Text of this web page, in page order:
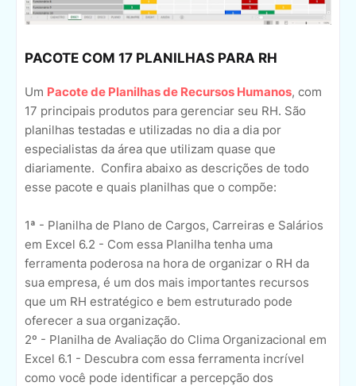
PACOTE COM 17 PLANILHAS PARA RH
Um Pacote de Planilhas de Recursos Humanos, com
17 principais produtos para gerenciar seu RH. São
planilhas testadas e utilizadas no dia a dia por
especialistas da área que utilizam quase que
diariamente. Confira abaixo as descrições de todo
esse pacote e quais planilhas que o compõe:
1ª - Planilha de Plano de Cargos, Carreiras e Salários
em Excel 6.2 - Com essa Planilha tenha uma
ferramenta poderosa na hora de organizar o RH da
sua empresa, é um dos mais importantes recursos
que um RH estratégico e bem estruturado pode
oferecer a sua organização.
2º - Planilha de Avaliação do Clima Organizacional em
Excel 6.1 - Descubra com essa ferramenta incrível
como você pode identificar a percepção dos